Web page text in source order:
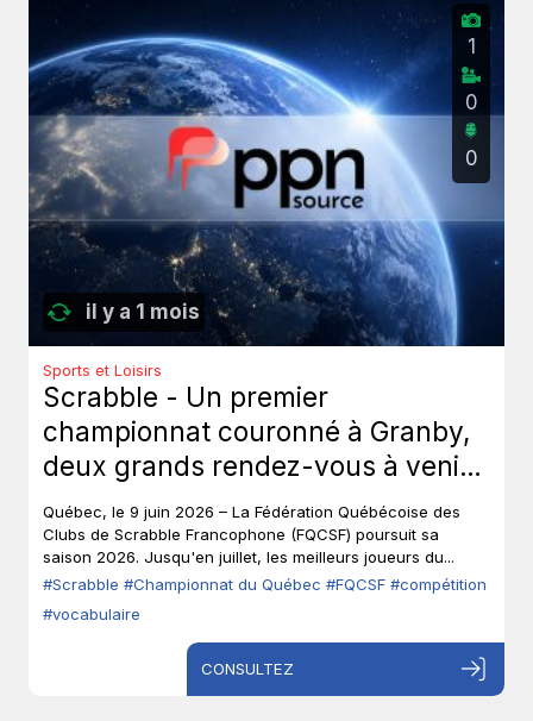
il y a 1 mois
1
0
0
Sports et Loisirs
Scrabble - Un premier
championnat couronné à Granby,
deux grands rendez-vous à venir
au Québec.
Québec, le 9 juin 2026 – La Fédération Québécoise des
Clubs de Scrabble Francophone (FQCSF) poursuit sa
saison 2026. Jusqu'en juillet, les meilleurs joueurs du...
#Scrabble #Championnat du Québec #FQCSF #compétition
#vocabulaire
CONSULTEZ